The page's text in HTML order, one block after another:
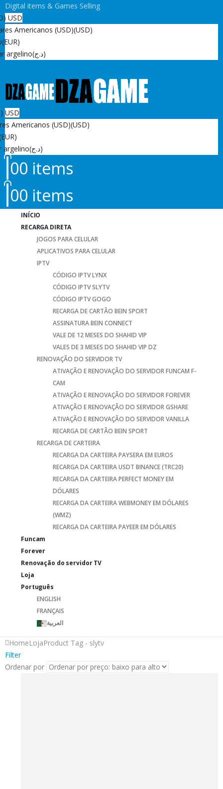
Digital items & Games Selling
USD
Americanos (USD)(USD)
(EUR)
argelino
(د.ج)
USD
Americanos (USD)(USD)
argelino
(د.ج)
00 items
00 items
INÍCIO
RECARGA DIRETA
JOGOS PARA CELULAR
APLICATIVOS PARA CELULAR
IPTV
CÓDIGO IPTV LYNX
CÓDIGO IPTV SLYTV
CÓDIGO IPTV GOGO
RECARGA DE CARTÃO BEIN SPORT
ASSINATURA BEIN CONNECT
VALE DE 12 MESES DO SHAHID VIP
VALES DE 3 MESES DO SHAHID VIP DZ
RENOVAÇÃO DO SERVIDOR TV
ATIVAÇÃO E RENOVAÇÃO DO SERVIDOR FUNCAM F-
CAM
ATIVAÇÃO E RENOVAÇÃO DO SERVIDOR FOREVER
ATIVAÇÃO E RENOVAÇÃO DO SERVIDOR GSHARE
ATIVAÇÃO E RENOVAÇÃO DO SERVIDOR VANILLA
RECARGA DE CARTÃO BEIN SPORT
RECARGA DE CARTEIRA
RECARGA DA CARTEIRA PAYSERA EM EUROS
RECARGA DA CARTEIRA USDT BINANCE (TRC20)
RECARGA DA CARTEIRA PERFECT MONEY EM
DÓLARES
RECARGA DA CARTEIRA WEBMONEY EM DÓLARES
(WMZ)
RECARGA DA CARTEIRA PAYEER EM DÓLARES
Funcam
Forever
Renovação do servidor TV
Loja
Português
ENGLISH
FRANÇAIS
العربية
HomeLojaProduct Tag - slytv
Filter
Ordenar por